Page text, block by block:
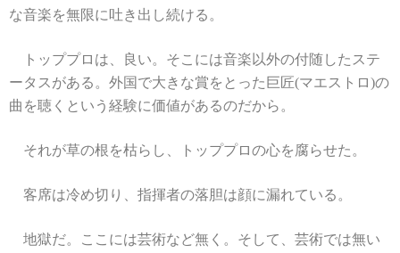
な音楽を無限に吐き出し続ける。
トッププロは、良い。そこには音楽以外の付随したステ
ータスがある。外国で大きな賞をとった巨匠(マエストロ)の
曲を聴くという経験に価値があるのだから。
それが草の根を枯らし、トッププロの心を腐らせた。
客席は冷め切り、指揮者の落胆は顔に漏れている。
地獄だ。ここには芸術など無く。そして、芸術では無い